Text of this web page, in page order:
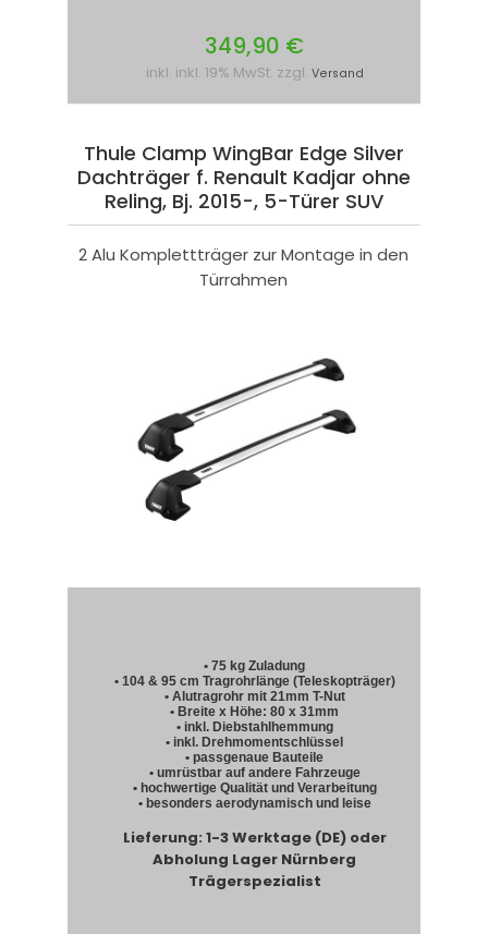
349,90 €
inkl. inkl. 19% MwSt. zzgl. Versand
Thule Clamp WingBar Edge Silver
Dachträger f. Renault Kadjar ohne
Reling, Bj. 2015-, 5-Türer SUV
2 Alu Komplettträger zur Montage in den
Türrahmen
• 75 kg Zuladung
• 104 & 95 cm Tragrohrlänge (Teleskopträger)
• Alutragrohr mit 21mm T-Nut
• Breite x Höhe: 80 x 31mm
• inkl. Diebstahlhemmung
• inkl. Drehmomentschlüssel
• passgenaue Bauteile
• umrüstbar auf andere Fahrzeuge
• hochwertige Qualität und Verarbeitung
• besonders aerodynamisch und leise
Lieferung: 1-3 Werktage (DE) oder
Abholung Lager Nürnberg
Trägerspezialist